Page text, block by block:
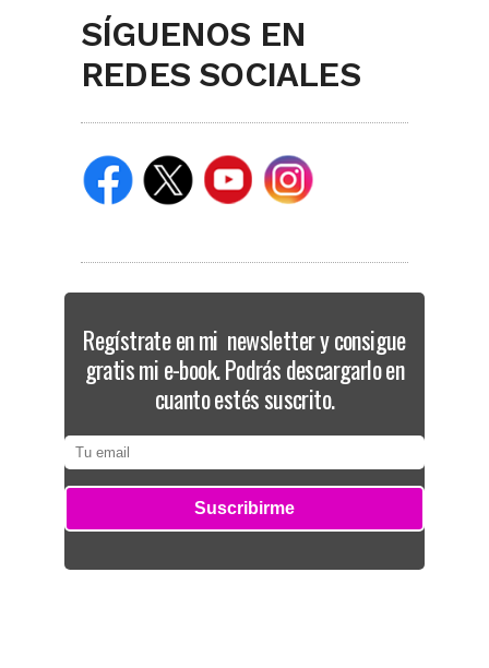
SÍGUENOS EN
REDES SOCIALES
Regístrate en mi newsletter y consigue
gratis mi e-book. Podrás descargarlo en
cuanto estés suscrito.